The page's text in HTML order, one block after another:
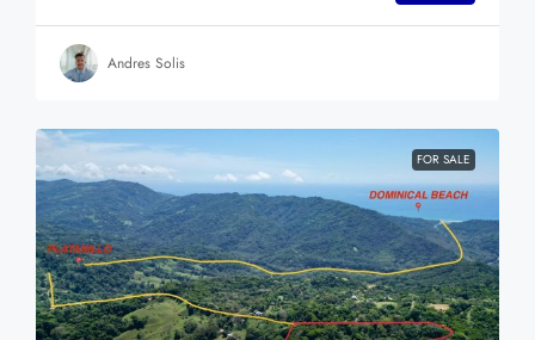
Andres Solis
FOR SALE